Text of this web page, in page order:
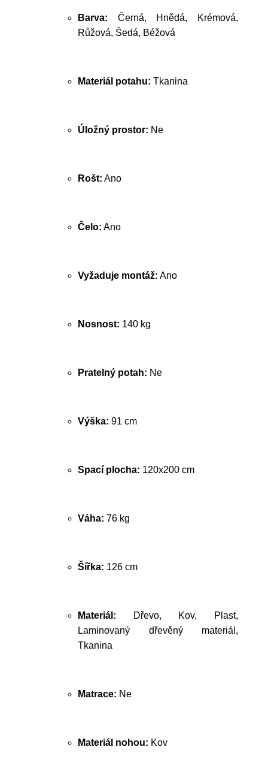
Barva: Černá, Hnědá, Krémová,
Růžová, Šedá, Béžová
Materiál potahu: Tkanina
Úložný prostor: Ne
Rošt: Ano
Čelo: Ano
Vyžaduje montáž: Ano
Nosnost: 140 kg
Pratelný potah: Ne
Výška: 91 cm
Spací plocha: 120x200 cm
Váha: 76 kg
Šířka: 126 cm
Materiál: Dřevo, Kov, Plast,
Laminovaný dřevěný materiál,
Tkanina
Matrace: Ne
Materiál nohou: Kov